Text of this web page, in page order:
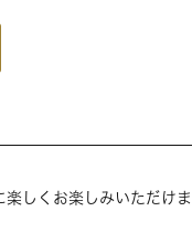
しくお楽しみいただけま